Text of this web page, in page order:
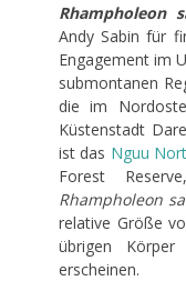
Rhampholeon
Andy Sabin für
Engagement im
submontanen
die im
Küstenstadt
ist das Nguu
Forest
Rhampholeon
relative Größe
übrigen
erscheinen.